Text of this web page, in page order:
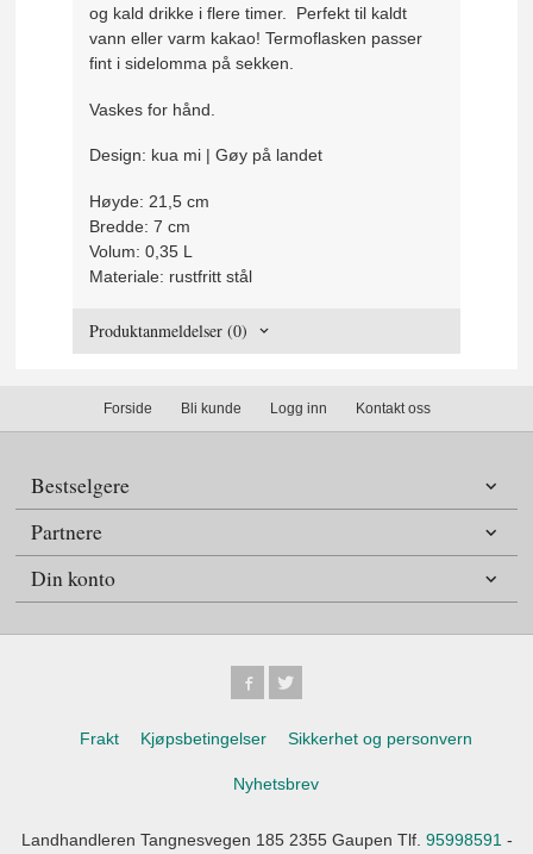
og kald drikke i flere timer. Perfekt til kaldt
vann eller varm kakao! Termoflasken passer
fint i sidelomma på sekken.
Vaskes for hånd.
Design: kua mi | Gøy på landet
Høyde: 21,5 cm
Bredde: 7 cm
Volum: 0,35 L
Materiale: rustfritt stål
Produktanmeldelser (0)
Forside Bli kunde Logg inn Kontakt oss
Bestselgere
Partnere
Din konto
Frakt Kjøpsbetingelser Sikkerhet og personvern
Nyhetsbrev
Landhandleren Tangnesvegen 185 2355 Gaupen Tlf. 95998591 -